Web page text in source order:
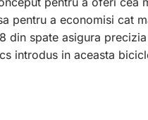
pentru a economisi cat
din spate asigura
introdus in aceasta